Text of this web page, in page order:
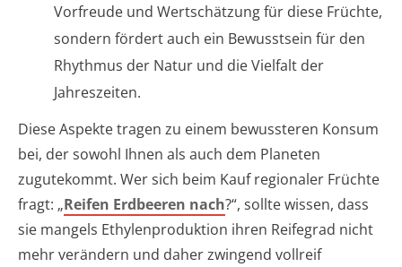
Vorfreude und Wertschätzung für diese Früchte,
sondern fördert auch ein Bewusstsein für den
Rhythmus der Natur und die Vielfalt der
Jahreszeiten.
Diese Aspekte tragen zu einem bewussteren Konsum
bei, der sowohl Ihnen als auch dem Planeten
zugutekommt. Wer sich beim Kauf regionaler Früchte
fragt: „Reifen Erdbeeren nach?“, sollte wissen, dass
sie mangels Ethylenproduktion ihren Reifegrad nicht
mehr verändern und daher zwingend vollreif